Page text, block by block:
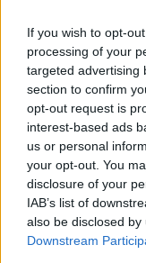
If you wish to opt-
processing of your
targeted advertising
section to confirm
opt-out request is
interest-based ads
us or personal
your opt-out. You
disclosure of your
IAB’s list of
also be disclosed
Downstream
Gemüsebeilagen alle
oder Vogerlsalat.
ausgezeichnet zu
besonders gut mit
kommt. Als sättigende
schmecken Semmel-
und Kartoffelpüree.
Schupfnudeln oder
gehört bei den
Klick hier für leckere